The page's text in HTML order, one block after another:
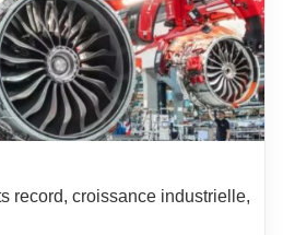
record, croissance industrielle,